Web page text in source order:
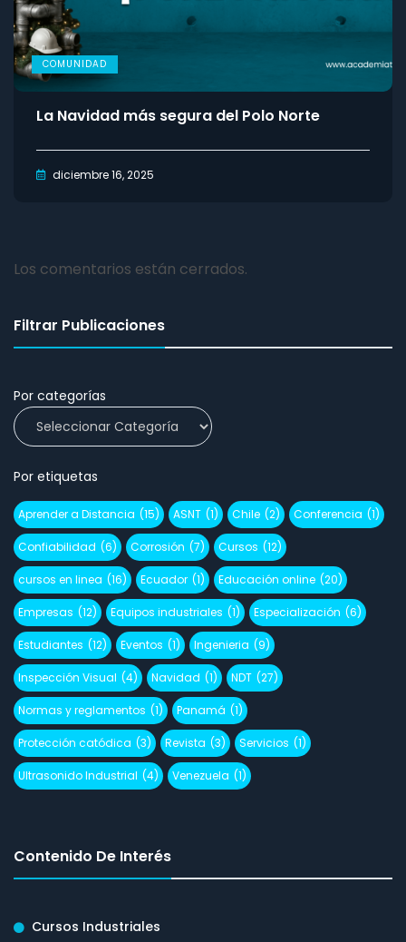
COMUNIDAD
La Navidad más segura del Polo Norte
diciembre 16, 2025
Los comentarios están cerrados.
Filtrar Publicaciones
Por categorías
Por etiquetas
Aprender a Distancia (15) ASNT (1) Chile (2) Conferencia (1)
Confiabilidad (6) Corrosión (7) Cursos (12)
cursos en linea (16) Ecuador (1) Educación online (20)
Empresas (12) Equipos industriales (1) Especialización (6)
Estudiantes (12) Eventos (1) Ingenieria (9)
Inspección Visual (4) Navidad (1) NDT (27)
Normas y reglamentos (1) Panamá (1)
Protección catódica (3) Revista (3) Servicios (1)
Ultrasonido Industrial (4) Venezuela (1)
Contenido De Interés
Cursos Industriales